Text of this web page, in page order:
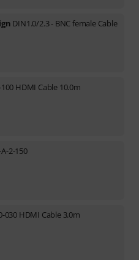
DIN1.0/2.3 - BNC female Cable
HDMI Cable 10.0m
2-150
030 HDMI Cable 3.0m